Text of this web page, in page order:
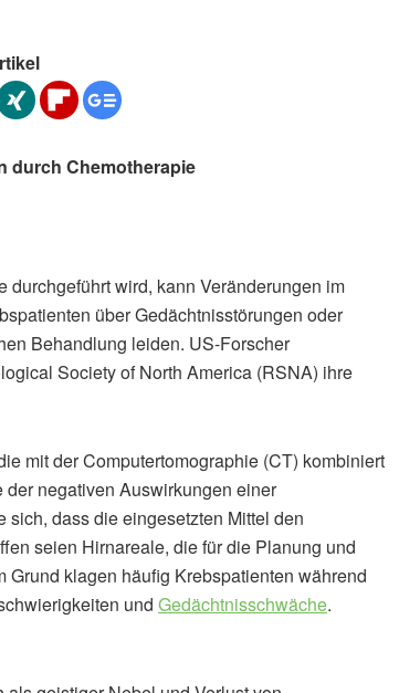
durch Chemotherapie
wird, kann Veränderungen im
über Gedächtnisstörungen oder
Behandlung leiden. US-Forscher
Society of North America (RSNA) ihre
mit der Computertomographie (CT) kombiniert
negativen Auswirkungen einer
dass die eingesetzten Mittel den
seien Hirnareale, die für die Planung und
klagen häufig Krebspatienten während
und Gedächtnisschwäche.